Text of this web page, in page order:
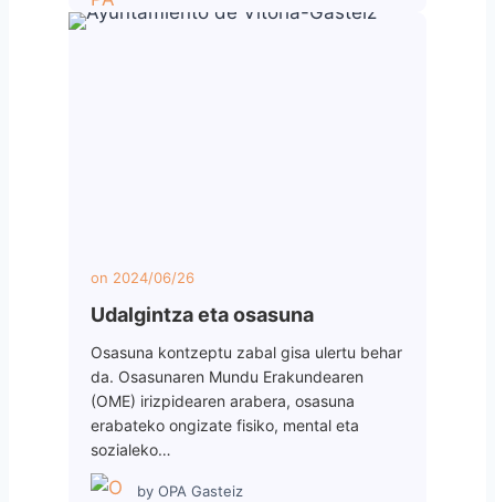
on 2024/06/26
Udalgintza eta osasuna
Osasuna kontzeptu zabal gisa ulertu behar
da. Osasunaren Mundu Erakundearen
(OME) irizpidearen arabera, osasuna
erabateko ongizate fisiko, mental eta
sozialeko…
by OPA Gasteiz